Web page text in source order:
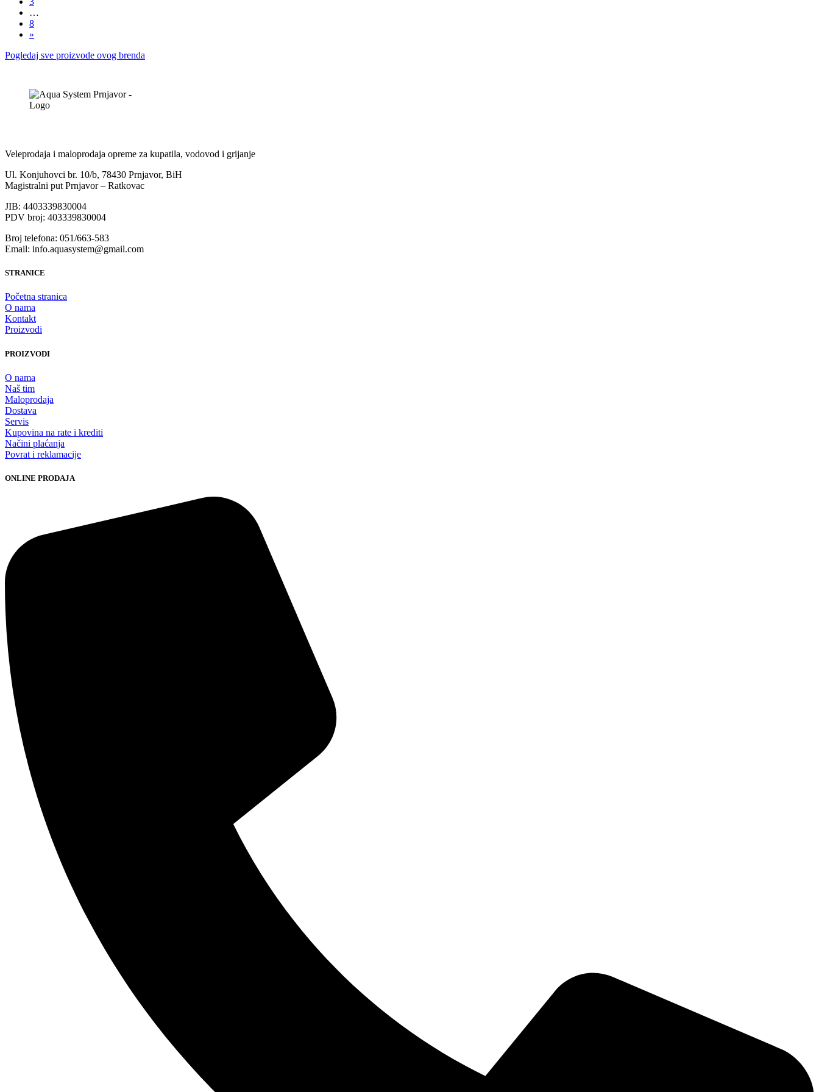
…
8
»
Pogledaj sve proizvode ovog brenda
Veleprodaja i maloprodaja opreme za kupatila, vodovod i grijanje
Ul. Konjuhovci br. 10/b, 78430 Prnjavor, BiH
Magistralni put Prnjavor – Ratkovac
JIB: 4403339830004
PDV broj: 403339830004
Broj telefona: 051/663-583
Email: info.aquasystem@gmail.com
STRANICE
Početna stranica
O nama
Kontakt
Proizvodi
PROIZVODI
O nama
Naš tim
Maloprodaja
Dostava
Servis
Kupovina na rate i krediti
Načini plaćanja
Povrat i reklamacije
ONLINE PRODAJA